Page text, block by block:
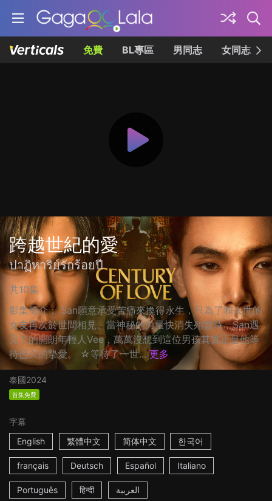
免費 BL專區 男同志 女同志
跨越世紀的愛
ปาฏิหาริย์รักร้อยปี
共10集
影集簡介： San願意承受苦痛來換得永生，只為了和去世的
女友再次於世間相見。當神秘的力量快消失殆盡時，San遇
見了的開朗年輕人Vee，萬萬沒想到這位男孩其實正是他等
待已久的摯愛。 ☆等待了一世... 更多
泰國2024
首集免費
字幕
English
繁體中文 简体中文 한국어
français Deutsch Español Italiano
Português हिन्दी العربية